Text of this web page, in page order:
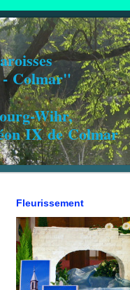
Colmar"
Wihr,
IX de Colmar
Fleurissement